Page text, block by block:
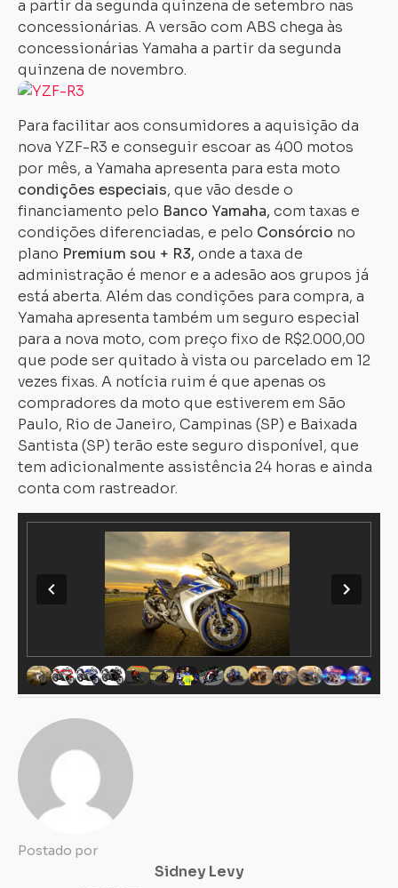
a partir da segunda quinzena de setembro nas
concessionárias. A versão com ABS chega às
concessionárias Yamaha a partir da segunda
quinzena de novembro.
Para facilitar aos consumidores a aquisição da
nova YZF-R3 e conseguir escoar as 400 motos
por mês, a Yamaha apresenta para esta moto
condições especiais, que vão desde o
financiamento pelo Banco Yamaha, com taxas e
condições diferenciadas, e pelo Consórcio no
plano Premium sou + R3, onde a taxa de
administração é menor e a adesão aos grupos já
está aberta. Além das condições para compra, a
Yamaha apresenta também um seguro especial
para a nova moto, com preço fixo de R$2.000,00
que pode ser quitado à vista ou parcelado em 12
vezes fixas. A notícia ruim é que apenas os
compradores da moto que estiverem em São
Paulo, Rio de Janeiro, Campinas (SP) e Baixada
Santista (SP) terão este seguro disponível, que
tem adicionalmente assistência 24 horas e ainda
conta com rastreador.
Postado por
Sidney Levy